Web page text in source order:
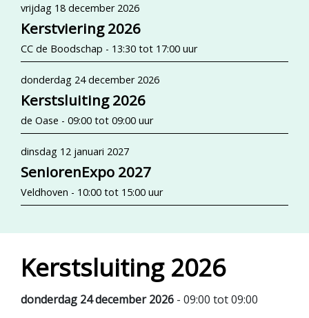
vrijdag 18 december 2026
Kerstviering 2026
CC de Boodschap - 13:30 tot 17:00 uur
donderdag 24 december 2026
Kerstsluiting 2026
de Oase - 09:00 tot 09:00 uur
dinsdag 12 januari 2027
SeniorenExpo 2027
Veldhoven - 10:00 tot 15:00 uur
Kerstsluiting 2026
donderdag 24 december 2026 - 09:00 tot 09:00